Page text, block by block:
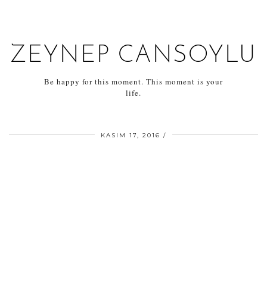
ZEYNEP CANSOYLU
Be happy for this moment. This moment is your
life.
KASIM 17, 2016